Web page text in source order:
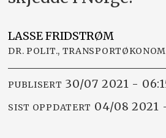
LASSEFRIDSTRØM
DR. POLIT.,
PUBLISERT 30/07 2021 -
SIST OPPDATERT 04/08 2021